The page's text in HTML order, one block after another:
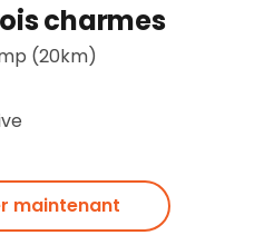
charmes
(20km)
maintenant